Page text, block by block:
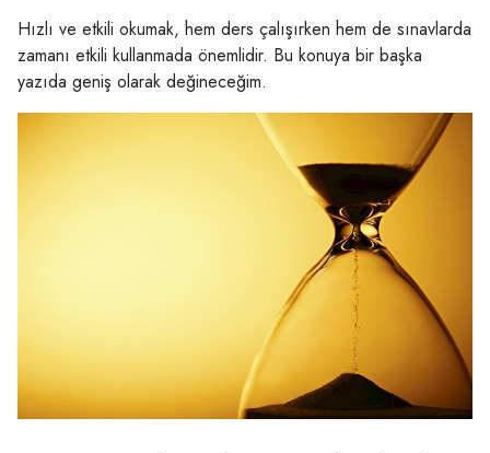
Hızlı ve etkili okumak, hem ders çalışırken hem de sınavlarda
zamanı etkili kullanmada önemlidir. Bu konuya bir başka
yazıda geniş olarak değineceğim.